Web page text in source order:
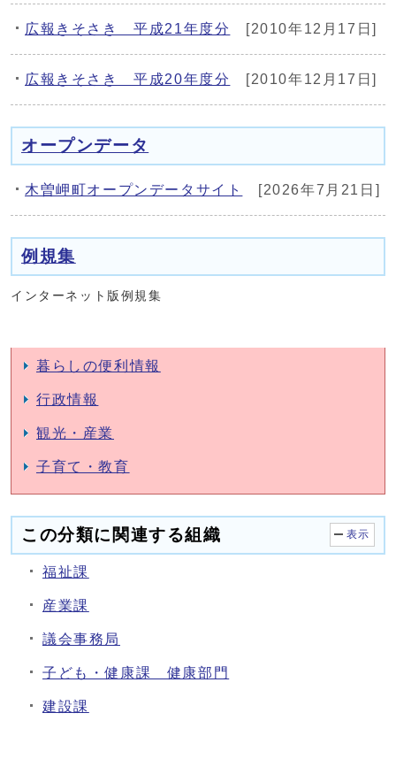
広報きそさき 平成21年度分 [2010年12月17日]
広報きそさき 平成20年度分 [2010年12月17日]
オープンデータ
木曽岬町オープンデータサイト [2026年7月21日]
例規集
インターネット版例規集
暮らしの便利情報
行政情報
観光・産業
子育て・教育
この分類に関連する組織 表示
福祉課
産業課
議会事務局
子ども・健康課 健康部門
建設課